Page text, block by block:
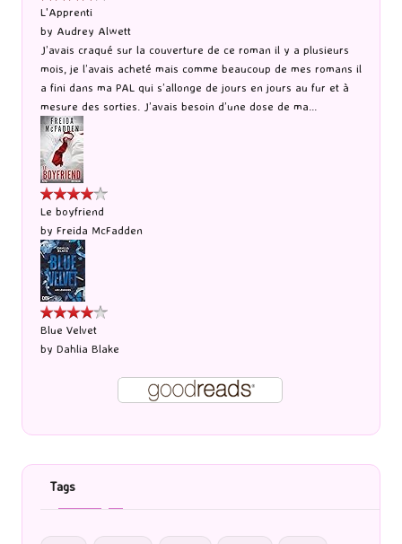
L'Apprenti
by Audrey Alwett
J’avais craqué sur la couverture de ce roman il y a plusieurs
mois, je l’avais acheté mais comme beaucoup de mes romans il
a fini dans ma PAL qui s’allonge de jours en jours au fur et à
mesure des sorties. J’avais besoin d’une dose de ma...
Le boyfriend
by Freida McFadden
Blue Velvet
by Dahlia Blake
Tags